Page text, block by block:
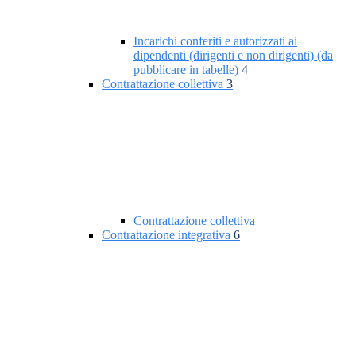
Incarichi conferiti e autorizzati ai
dipendenti (dirigenti e non dirigenti) (da
pubblicare in tabelle) 4
Contrattazione collettiva 3
Contrattazione collettiva
Contrattazione integrativa 6